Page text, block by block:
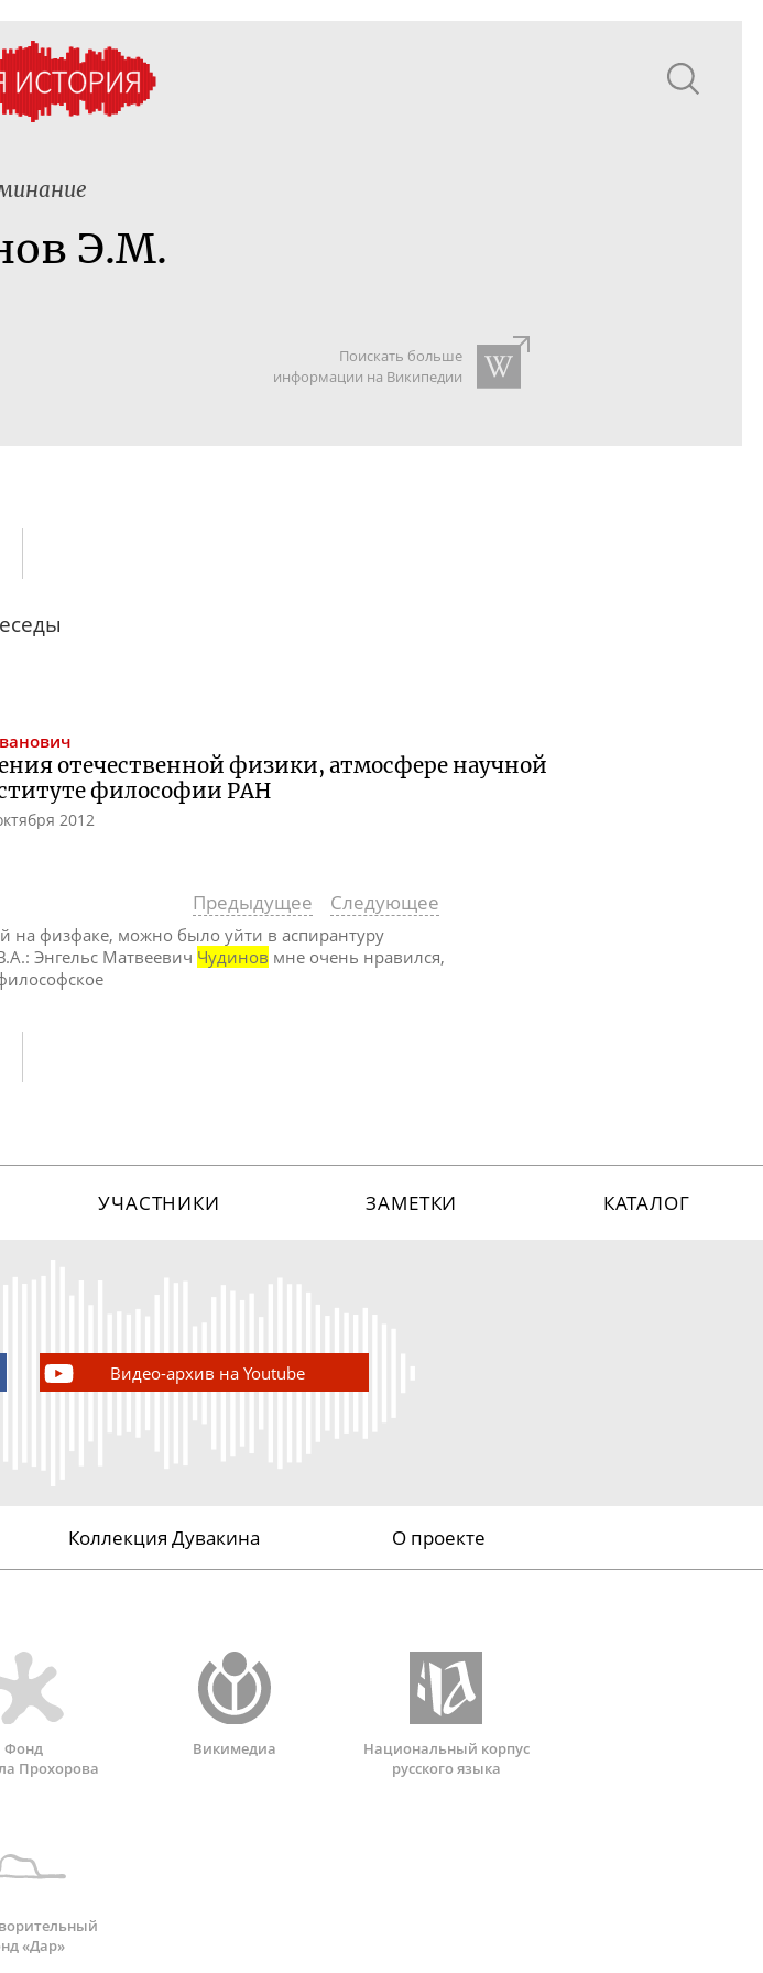
Э.М.
Поискать больше
информации на Википедии
отечественной физики, атмосфере научной
философии РАН
2012
Предыдущее Следующее
на физфаке, можно было уйти в аспирантуру
Энгельс Матвеевич Чудинов мне очень нравился,
УЧАСТНИКИ ЗАМЕТКИ КАТАЛОГ
Видео-архив на Youtube
Коллекция Дувакина О проекте
Фонд
Прохорова
Викимедиа
Национальный корпус
русского языка
«Дар»